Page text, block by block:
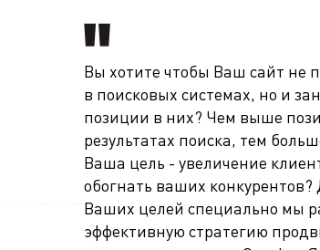
Вы хотите чтобы Ваш сайт не
в поисковых системах, но и
позиции в них? Чем выше
результатах поиска, тем
Ваша цель - увеличение
обогнать ваших
Ваших целей специально мы
эффективную стратегию